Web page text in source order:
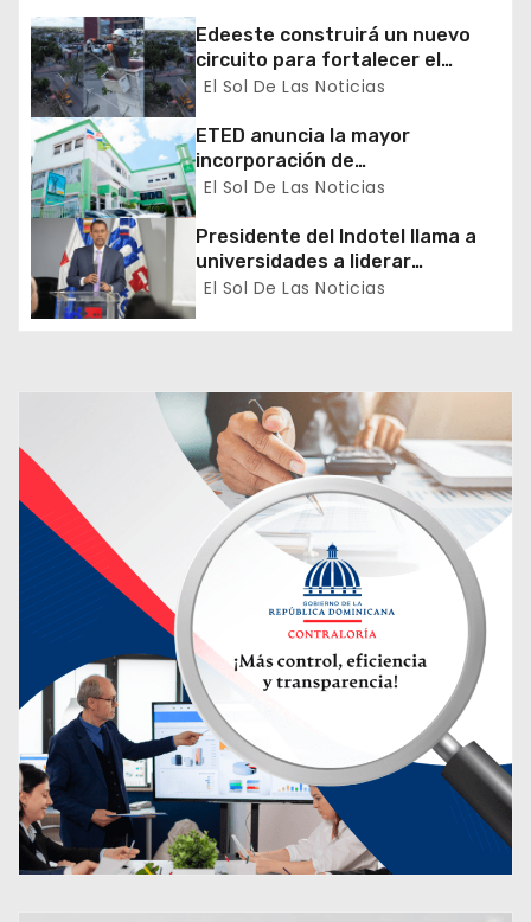
e
e
n
t
r
a
d
Edeeste construirá un nuevo
circuito para fortalecer el
servicio eléctrico en San Pedro
El Sol De Las Noticias
ETED anuncia la mayor
incorporación de
almacenamiento de energía del
Caribe
El Sol De Las Noticias
Presidente del Indotel llama a
universidades a liderar
transformación digital del país
El Sol De Las Noticias